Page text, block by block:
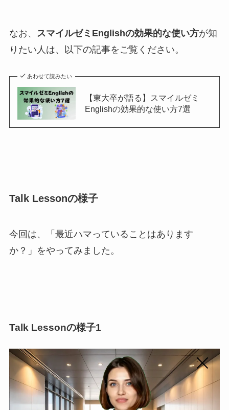
なお、 スマイルゼミEnglishの効果的な使い方が知
りたい人は、以下の記事をご覧ください。
あわせて読みたい
【東大卒が語る】スマイルゼミ
Englishの効果的な使い方7選
Talk Lessonの様子
今回は、「最近ハマっていることはあります
か？」をやってみました。
Talk Lessonの様子1